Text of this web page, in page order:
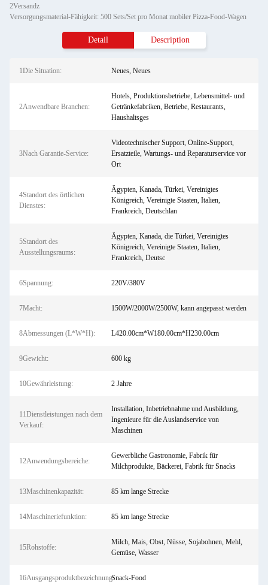
2Versandz
Versorgungsmaterial-Fähigkeit: 500 Sets/Set pro Monat mobiler Pizza-Food-Wagen
Detail Description
1Die Situation: Neues, Neues
2Anwendbare Branchen:
Hotels, Produktionsbetriebe, Lebensmittel- und
Getränkefabriken, Betriebe, Restaurants,
Haushaltsges
3Nach Garantie-Service:
Videotechnischer Support, Online-Support,
Ersatzteile, Wartungs- und Reparaturservice vor
Ort
4Standort des örtlichen
Dienstes:
Ägypten, Kanada, Türkei, Vereinigtes
Königreich, Vereinigte Staaten, Italien,
Frankreich, Deutschlan
5Standort des
Ausstellungsraums:
Ägypten, Kanada, die Türkei, Vereinigtes
Königreich, Vereinigte Staaten, Italien,
Frankreich, Deutsc
6Spannung: 220V/380V
7Macht: 1500W/2000W/2500W, kann angepasst werden
8Abmessungen (L*W*H): L420.00cm*W180.00cm*H230.00cm
9Gewicht: 600 kg
10Gewährleistung: 2 Jahre
11Dienstleistungen nach dem
Verkauf:
Installation, Inbetriebnahme und Ausbildung,
Ingenieure für die Auslandservice von
Maschinen
12Anwendungsbereiche:
Gewerbliche Gastronomie, Fabrik für
Milchprodukte, Bäckerei, Fabrik für Snacks
13Maschinenkapazität: 85 km lange Strecke
14Maschineriefunktion: 85 km lange Strecke
15Rohstoffe:
Milch, Mais, Obst, Nüsse, Sojabohnen, Mehl,
Gemüse, Wasser
16Ausgangsproduktbezeichnung:Snack-Food